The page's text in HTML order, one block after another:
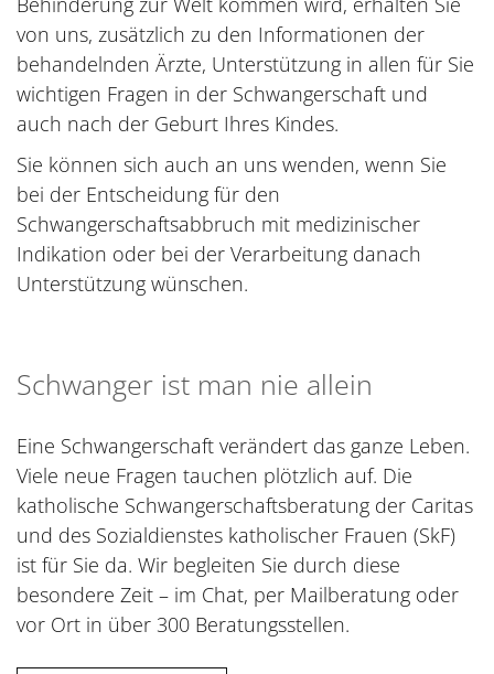
von uns, zusätzlich zu den Informationen der
behandelnden Ärzte, Unterstützung in allen für Sie
wichtigen Fragen in der Schwangerschaft und
auch nach der Geburt Ihres Kindes.
Sie können sich auch an uns wenden, wenn Sie
bei der Entscheidung für den
Schwangerschaftsabbruch mit medizinischer
Indikation oder bei der Verarbeitung danach
Unterstützung wünschen.
Schwanger ist man nie allein
Eine Schwangerschaft verändert das ganze Leben.
Viele neue Fragen tauchen plötzlich auf. Die
katholische Schwangerschaftsberatung der Caritas
und des Sozialdienstes katholischer Frauen (SkF)
ist für Sie da. Wir begleiten Sie durch diese
besondere Zeit – im Chat, per Mailberatung oder
vor Ort in über 300 Beratungsstellen.